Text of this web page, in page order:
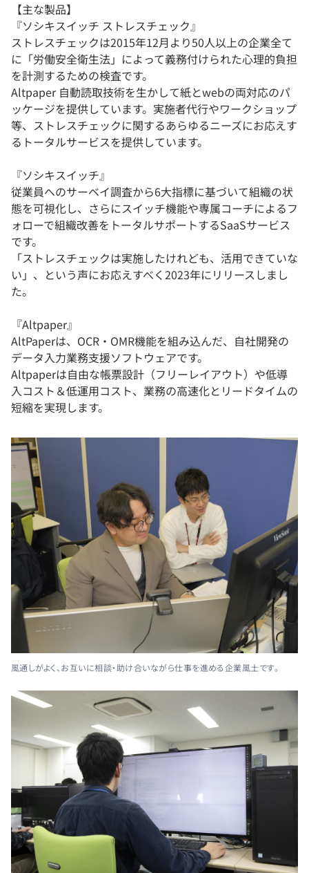
【主な製品】
『ソシキスイッチ ストレスチェック』
ストレスチェックは2015年12月より50人以上の企業全て
に「労働安全衛生法」によって義務付けられた心理的負担
を計測するための検査です。
Altpaper 自動読取技術を生かして紙とwebの両対応のパ
ッケージを提供しています。実施者代行やワークショップ
等、ストレスチェックに関するあらゆるニーズにお応えす
るトータルサービスを提供しています。
『ソシキスイッチ』
従業員へのサーベイ調査から6大指標に基づいて組織の状
態を可視化し、さらにスイッチ機能や専属コーチによるフ
ォローで組織改善をトータルサポートするSaaSサービス
です。
「ストレスチェックは実施したけれども、活用できていな
い」、という声にお応えすべく2023年にリリースしまし
た。
『Altpaper』
AltPaperは、OCR・OMR機能を組み込んだ、自社開発の
データ入力業務支援ソフトウェアです。
Altpaperは自由な帳票設計（フリーレイアウト）や低導
入コスト＆低運用コスト、業務の高速化とリードタイムの
短縮を実現します。
風通しがよく、お互いに相談・助け合いながら仕事を進める企業風土です。